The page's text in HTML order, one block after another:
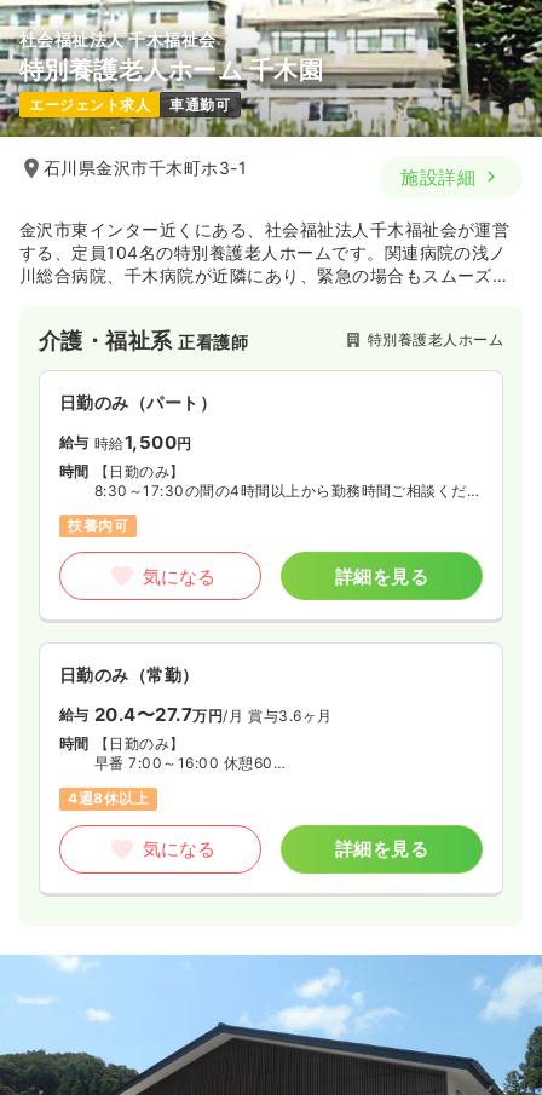
社会福祉法人 千木福祉会
特別養護老人ホーム 千木園
エージェント求人 車通勤可
石川県金沢市千木町ホ3-1 施設詳細
金沢市東インター近くにある、社会福祉法人千木福祉会が運営
する、定員104名の特別養護老人ホームです。関連病院の浅ノ
川総合病院、千木病院が近隣にあり、緊急の場合もスムーズな
介護・福祉系正看護師 特別養護老人ホーム
日勤のみ（パート）
給与 時給1,500円
時間
【日勤のみ】
8:30～17:30の間の4時間以上から勤務時間ご相談くださ
◆週3日～5日
扶養内可
気になる 詳細を見る
日勤のみ（常勤）
給与 20.4〜27.7万円/月 賞与3.6ヶ月
時間
【日勤のみ】
早番 7:00～16:00 休憩60分
遅番 10:00～19:00 休憩60分
4週8休以上
気になる 詳細を見る